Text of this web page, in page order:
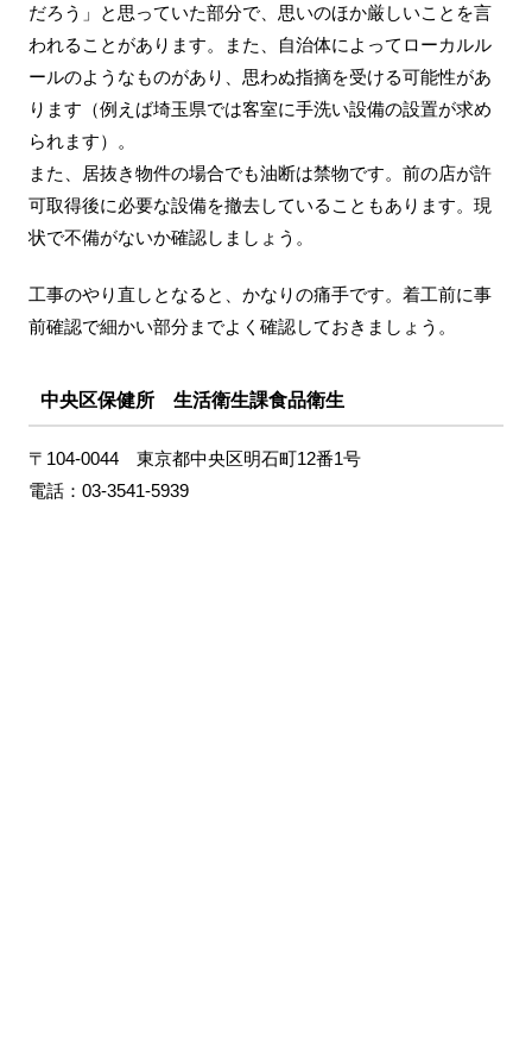
だろう」と思っていた部分で、思いのほか厳しいことを言
われることがあります。また、自治体によってローカルル
ールのようなものがあり、思わぬ指摘を受ける可能性があ
ります（例えば埼玉県では客室に手洗い設備の設置が求め
られます）。
また、居抜き物件の場合でも油断は禁物です。前の店が許
可取得後に必要な設備を撤去していることもあります。現
状で不備がないか確認しましょう。
工事のやり直しとなると、かなりの痛手です。着工前に事
前確認で細かい部分までよく確認しておきましょう。
中央区保健所 生活衛生課食品衛生
〒104-0044 東京都中央区明石町12番1号
電話：03-3541-5939